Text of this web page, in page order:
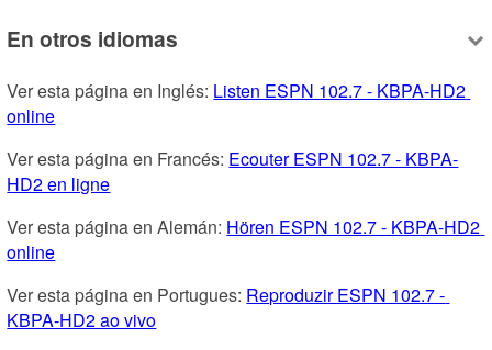
En otros idiomas
Ver esta página en Inglés: Listen ESPN 102.7 - KBPA-HD2
online
Ver esta página en Francés: Ecouter ESPN 102.7 - KBPA-
HD2 en ligne
Ver esta página en Alemán: Hören ESPN 102.7 - KBPA-HD2
online
Ver esta página en Portugues: Reproduzir ESPN 102.7 -
KBPA-HD2 ao vivo